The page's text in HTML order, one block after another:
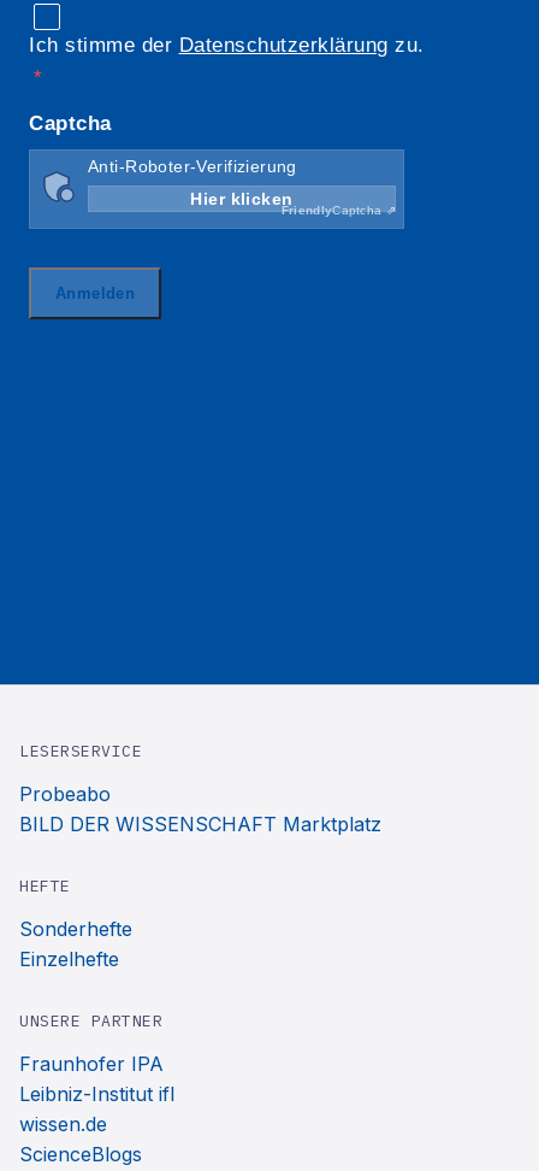
LESERSERVICE
Probeabo
BILD DER WISSENSCHAFT Marktplatz
HEFTE
Sonderhefte
Einzelhefte
UNSERE PARTNER
Fraunhofer IPA
Leibniz-Institut ifl
wissen.de
ScienceBlogs